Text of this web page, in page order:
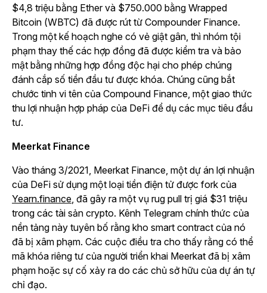
$4,8 triệu bằng Ether và $750.000 bằng Wrapped
Bitcoin (WBTC) đã được rút từ Compounder Finance.
Trong một kế hoạch nghe có vẻ giật gân, thì nhóm tội
phạm thay thế các hợp đồng đã được kiểm tra và bảo
mật bằng những hợp đồng độc hại cho phép chúng
đánh cắp số tiền đầu tư được khóa. Chúng cũng bắt
chước tinh vi tên của Compound Finance, một giao thức
thu lợi nhuận hợp pháp của DeFi để dụ các mục tiêu đầu
tư.
Meerkat Finance
Vào tháng 3/2021, Meerkat Finance, một dự án lợi nhuận
của DeFi sử dụng một loại tiền điện tử được fork của
Yearn.finance , đã gây ra một vụ rug pull trị giá $31 triệu
trong các tài sản crypto. Kênh Telegram chính thức của
nền tảng này tuyên bố rằng kho smart contract của nó
đã bị xâm phạm. Các cuộc điều tra cho thấy rằng có thể
mã khóa riêng tư của người triển khai Meerkat đã bị xâm
phạm hoặc sự cố xảy ra do các chủ sở hữu của dự án tự
chỉ đạo.